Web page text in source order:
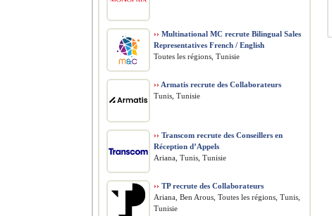
›› Multinational MC recrute Bilingual Sales
Representatives French / English
Toutes les régions, Tunisie
›› Armatis recrute des Collaborateurs
Tunis, Tunisie
›› Transcom recrute des Conseillers en
Réception d’Appels
Ariana, Tunis, Tunisie
›› TP recrute des Collaborateurs
Ariana, Ben Arous, Toutes les régions, Tunis,
Tunisie